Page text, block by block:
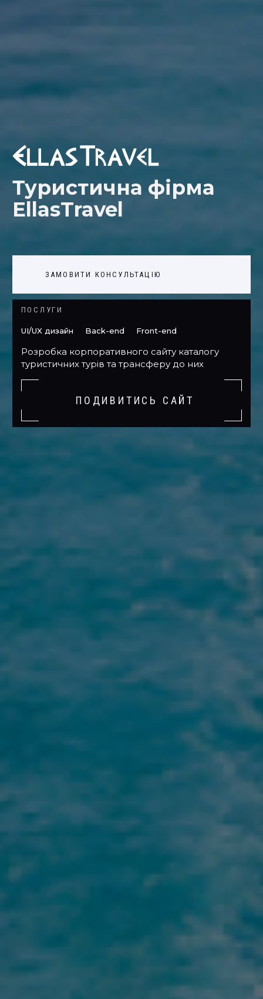
Туристична фірма
EllasTravel
ЗАМОВИТИ КОНСУЛЬТАЦІЮ
ПОСЛУГИ
UI/UX дизайн Back-end Front-end
Розробка корпоративного сайту каталогу
туристичних турів та трансферу до них
ПОДИВИТИСЬ САЙТ